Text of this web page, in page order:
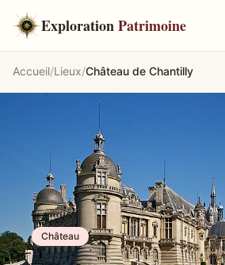
ExplorationPatrimoine
Accueil/Lieux/Château de Chantilly
Château